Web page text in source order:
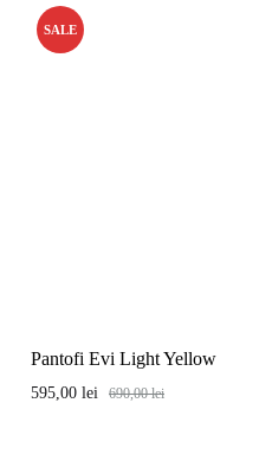
SALE
Pantofi Evi Light Yellow
595,00 lei 690,00lei